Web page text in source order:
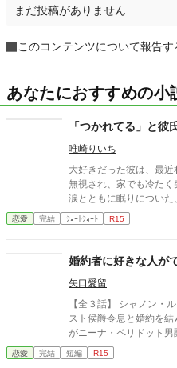
まだ投稿がありません
このコンテンツについて報告す
あなたにおすすめの小
「つかれてる」と彼
唯崎りいち
大好きだった彼は、最
無視され、家でも冷たく
涙とともに眠りについ
関係は、予想もしない結
恋愛 完結 ｼｮｰﾄｼｮｰﾄ R15
婚約者に好きな人が
矢口愛留
【全３話】 シャノン・
スト侯爵令息と婚約を
がニーナ・ペリドット
る。 シャノンは断罪を
消しようとするが――。 ※ エブリスタに習作として掲載したもの
恋愛 完結 短編 R15